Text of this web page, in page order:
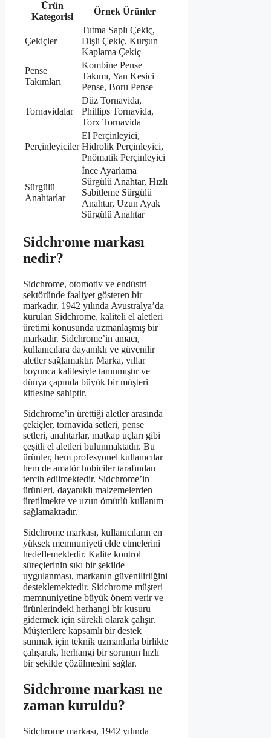
Ürün
Kategorisi
Örnek Ürünler
Çekiçler
Tutma Saplı Çekiç,
Dişli Çekiç, Kurşun
Kaplama Çekiç
Pense
Takımları
Kombine Pense
Takımı, Yan Kesici
Pense, Boru Pense
Tornavidalar
Düz Tornavida,
Phillips Tornavida,
Torx Tornavida
Perçinleyiciler
El Perçinleyici,
Hidrolik Perçinleyici,
Pnömatik Perçinleyici
Sürgülü
Anahtarlar
İnce Ayarlama
Sürgülü Anahtar, Hızlı
Sabitleme Sürgülü
Anahtar, Uzun Ayak
Sürgülü Anahtar
Sidchrome markası
nedir?
Sidchrome, otomotiv ve endüstri
sektöründe faaliyet gösteren bir
markadır. 1942 yılında Avustralya’da
kurulan Sidchrome, kaliteli el aletleri
üretimi konusunda uzmanlaşmış bir
markadır. Sidchrome’in amacı,
kullanıcılara dayanıklı ve güvenilir
aletler sağlamaktır. Marka, yıllar
boyunca kalitesiyle tanınmıştır ve
dünya çapında büyük bir müşteri
kitlesine sahiptir.
Sidchrome’in ürettiği aletler arasında
çekiçler, tornavida setleri, pense
setleri, anahtarlar, matkap uçları gibi
çeşitli el aletleri bulunmaktadır. Bu
ürünler, hem profesyonel kullanıcılar
hem de amatör hobiciler tarafından
tercih edilmektedir. Sidchrome’in
ürünleri, dayanıklı malzemelerden
üretilmekte ve uzun ömürlü kullanım
sağlamaktadır.
Sidchrome markası, kullanıcıların en
yüksek memnuniyeti elde etmelerini
hedeflemektedir. Kalite kontrol
süreçlerinin sıkı bir şekilde
uygulanması, markanın güvenilirliğini
desteklemektedir. Sidchrome müşteri
memnuniyetine büyük önem verir ve
ürünlerindeki herhangi bir kusuru
gidermek için sürekli olarak çalışır.
Müşterilere kapsamlı bir destek
sunmak için teknik uzmanlarla birlikte
çalışarak, herhangi bir sorunun hızlı
bir şekilde çözülmesini sağlar.
Sidchrome markası ne
zaman kuruldu?
Sidchrome markası, 1942 yılında